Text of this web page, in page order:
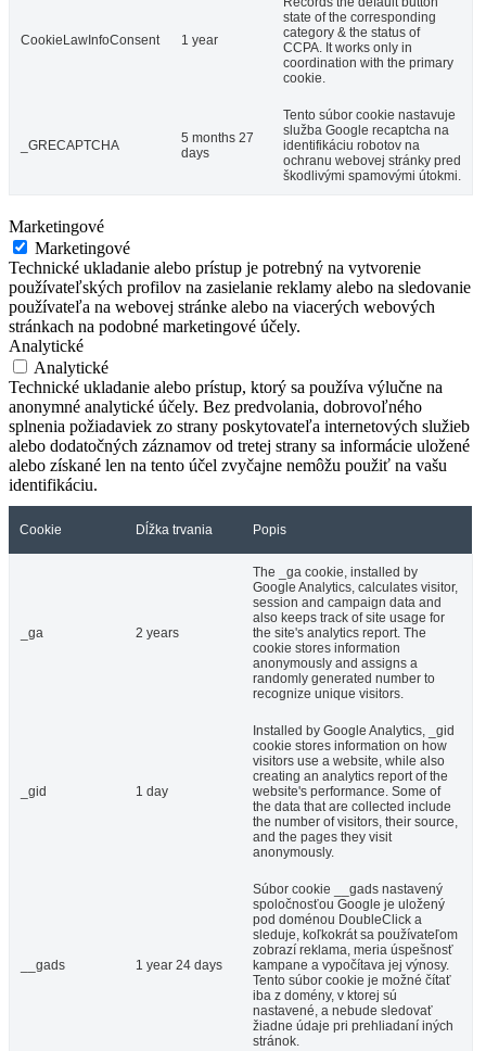
CookieLawInfoConsent 1 year
state of the corresponding
category & the status of
CCPA. It works only in
coordination with the primary
cookie.
_GRECAPTCHA
5 months 27
days
Tento súbor cookie nastavuje
služba Google recaptcha na
identifikáciu robotov na
ochranu webovej stránky pred
škodlivými spamovými útokmi.
Marketingové
Marketingové
Technické ukladanie alebo prístup je potrebný na vytvorenie
používateľských profilov na zasielanie reklamy alebo na sledovanie
používateľa na webovej stránke alebo na viacerých webových
stránkach na podobné marketingové účely.
Analytické
Analytické
Technické ukladanie alebo prístup, ktorý sa používa výlučne na
anonymné analytické účely. Bez predvolania, dobrovoľného
splnenia požiadaviek zo strany poskytovateľa internetových služieb
alebo dodatočných záznamov od tretej strany sa informácie uložené
alebo získané len na tento účel zvyčajne nemôžu použiť na vašu
identifikáciu.
Cookie Dĺžka trvania Popis
_ga 2 years
The _ga cookie, installed by
Google Analytics, calculates visitor,
session and campaign data and
also keeps track of site usage for
the site's analytics report. The
cookie stores information
anonymously and assigns a
randomly generated number to
recognize unique visitors.
_gid 1 day
Installed by Google Analytics, _gid
cookie stores information on how
visitors use a website, while also
creating an analytics report of the
website's performance. Some of
the data that are collected include
the number of visitors, their source,
and the pages they visit
anonymously.
__gads 1 year 24 days
Súbor cookie __gads nastavený
spoločnosťou Google je uložený
pod doménou DoubleClick a
sleduje, koľkokrát sa používateľom
zobrazí reklama, meria úspešnosť
kampane a vypočítava jej výnosy.
Tento súbor cookie je možné čítať
iba z domény, v ktorej sú
nastavené, a nebude sledovať
žiadne údaje pri prehliadaní iných
stránok.